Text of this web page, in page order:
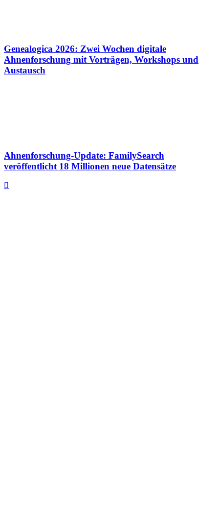
Genealogica 2026: Zwei Wochen digitale
Ahnenforschung mit Vorträgen, Workshops und
Austausch
Ahnenforschung-Update: FamilySearch
veröffentlicht 18 Millionen neue Datensätze